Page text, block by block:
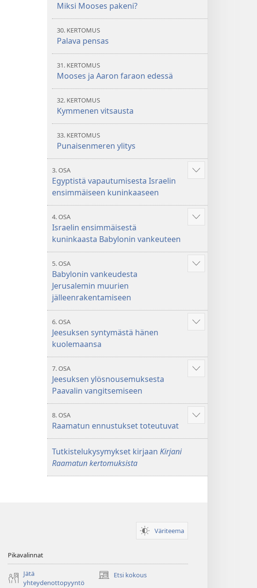
Miksi Mooses pakeni?
30. KERTOMUS
Palava pensas
31. KERTOMUS
Mooses ja Aaron faraon edessä
32. KERTOMUS
Kymmenen vitsausta
33. KERTOMUS
Punaisenmeren ylitys
3. OSA
Egyptistä vapautumisesta Israelin
ensimmäiseen kuninkaaseen
Näytä
4. OSA
Israelin ensimmäisestä
kuninkaasta Babylonin vankeuteen
Näytä
5. OSA
Babylonin vankeudesta
Jerusalemin muurien
jälleenrakentamiseen
Näytä
6. OSA
Jeesuksen syntymästä hänen
kuolemaansa
Näytä
7. OSA
Jeesuksen ylösnousemuksesta
Paavalin vangitsemiseen
Näytä
8. OSA
Raamatun ennustukset toteutuvat
Näytä
Tutkistelukysymykset kirjaan Kirjani
Raamatun kertomuksista
Väriteema
Pikavalinnat
Jätä
yhteydenottopyyntö
Etsi kokous
(avaa